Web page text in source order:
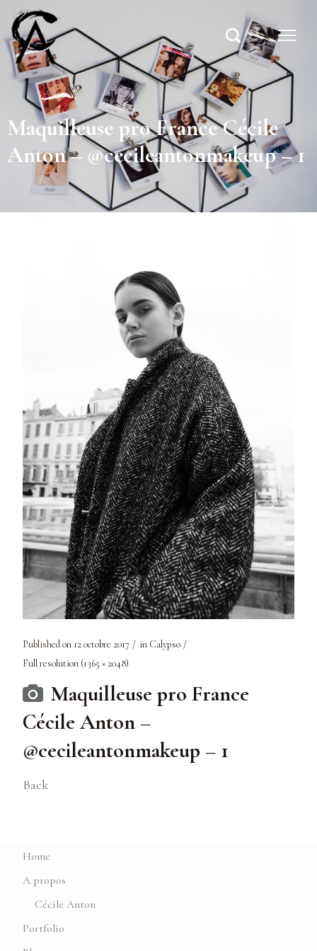
Maquilleuse pro France Cécile
Anton – @cecileantonmakeup – 1
Published on 12 octobre 2017 in Calypso
Full resolution (1365 × 2048)
Maquilleuse pro France
Cécile Anton –
@cecileantonmakeup – 1
Back
Home
A propos
Cécile Anton
Portfolio